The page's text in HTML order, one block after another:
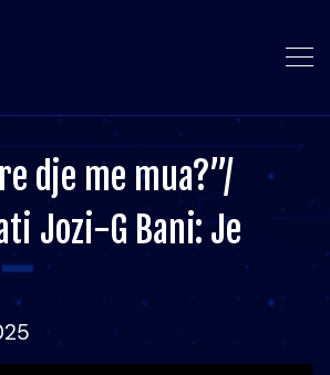
dje me mua?”/
Jozi-G Bani: Je